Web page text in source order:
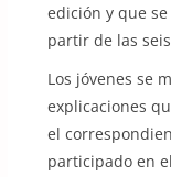
edición y que
partir de las
Los jóvenes se
explicaciones
el
participado en